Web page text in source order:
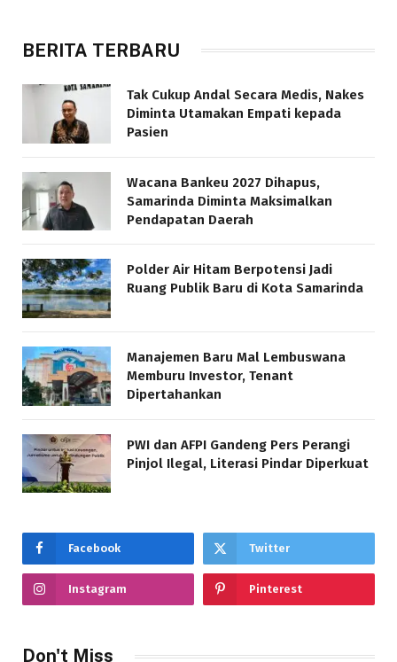
BERITA TERBARU
Tak Cukup Andal Secara Medis, Nakes
Diminta Utamakan Empati kepada
Pasien
Wacana Bankeu 2027 Dihapus,
Samarinda Diminta Maksimalkan
Pendapatan Daerah
Polder Air Hitam Berpotensi Jadi
Ruang Publik Baru di Kota Samarinda
Manajemen Baru Mal Lembuswana
Memburu Investor, Tenant
Dipertahankan
PWI dan AFPI Gandeng Pers Perangi
Pinjol Ilegal, Literasi Pindar Diperkuat
Facebook Twitter
Instagram Pinterest
Don't Miss